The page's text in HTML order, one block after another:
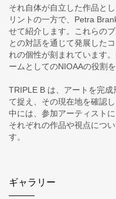
それ自体が自立した作品と
リントの一方で、Petra
せて紹介します。これらの
との対話を通じて発展した
れの個性が刻まれています
ームとしてのNIOAAの役割
TRIPLE B は、アートを完
て捉え、その現在地を確認
中には、参加アーティスト
それぞれの作品や視点につ
す。
ギャラリー